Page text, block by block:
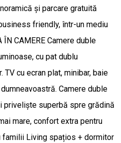
și parcare gratuită
friendly, într-un mediu
CAMERE Camere duble
cu pat dublu
cu ecran plat, minibar, baie
Camere duble
priveliște superbă spre grădină
mare, confort extra pentru
familii Living spațios + dormitor